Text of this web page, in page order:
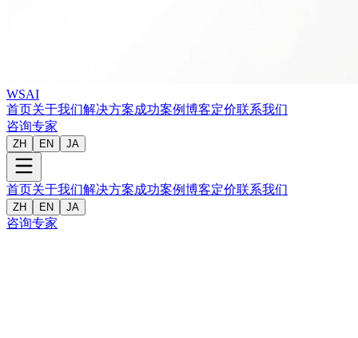
WSAI
首页关于我们解决方案成功案例博客定价联系我们
咨询专家
ZH EN JA
首页关于我们解决方案成功案例博客定价联系我们
ZH EN JA
咨询专家